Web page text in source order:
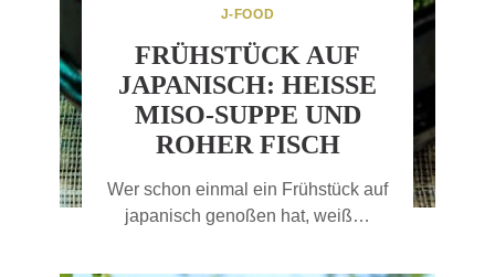
J-FOOD
FRÜHSTÜCK AUF
JAPANISCH: HEISSE M
ISO-SUPPE UND R
OHER FISCH
Wer schon einmal ein Frühstück auf
japanisch genoßen hat, weiß…